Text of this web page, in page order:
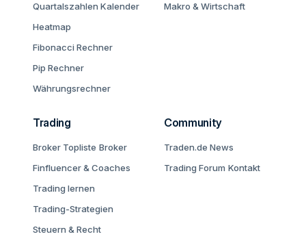
Quartalszahlen Kalender
Heatmap
Fibonacci Rechner
Pip Rechner
Währungsrechner
Makro & Wirtschaft
Trading
Broker Topliste Broker
Finfluencer & Coaches
Trading lernen
Trading-Strategien
Steuern & Recht
Community
Traden.de News
Trading Forum Kontakt